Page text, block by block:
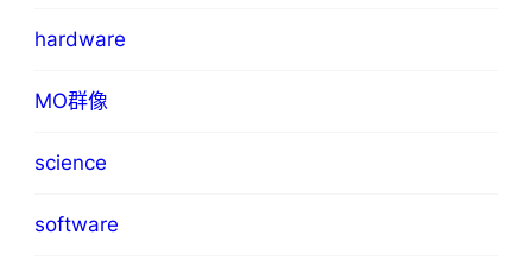
hardware
MO群像
science
software